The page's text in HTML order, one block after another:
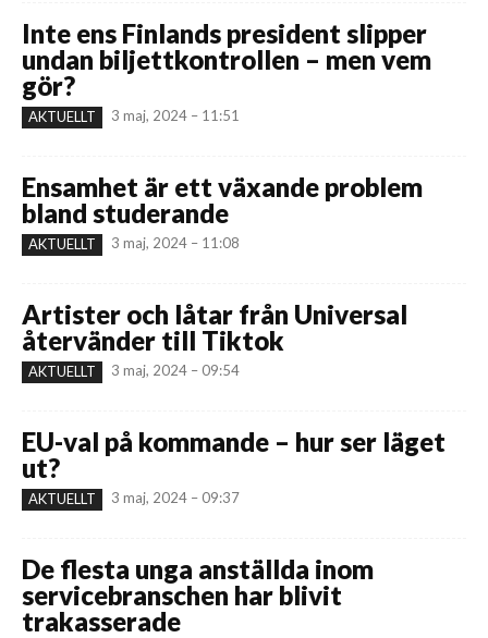
Inte ens Finlands president slipper
undan biljettkontrollen – men vem
gör?
AKTUELLT 3 maj, 2024 – 11:51
Ensamhet är ett växande problem
bland studerande
AKTUELLT 3 maj, 2024 – 11:08
Artister och låtar från Universal
återvänder till Tiktok
AKTUELLT 3 maj, 2024 – 09:54
EU-val på kommande – hur ser läget
ut?
AKTUELLT 3 maj, 2024 – 09:37
De flesta unga anställda inom
servicebranschen har blivit
trakasserade